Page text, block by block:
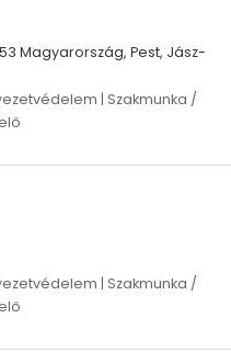
Magyarország, Pest, Jász-
| Szakmunka /
| Szakmunka /